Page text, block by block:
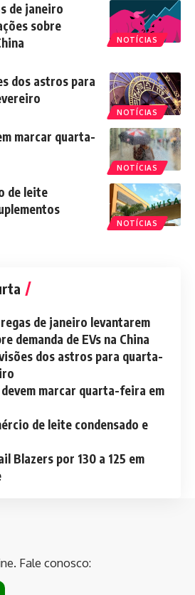
NOTÍCIAS
de janeiro
sobre
NOTÍCIAS
dos astros para
NOTÍCIAS
marcar quarta-
NOTÍCIAS
de leite
de janeiro levantarem
demanda de EVs na China
dos astros para quarta-
marcar quarta-feira em
de leite condensado e
Blazers por 130 a 125 em
Fale conosco: